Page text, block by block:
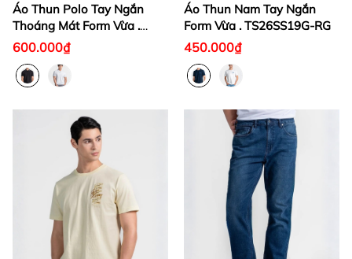
Áo Thun Polo Tay Ngắn
Thoáng Mát Form Vừa .
KS26FH58P-RGWK
600.000₫
Áo Thun Nam Tay Ngắn
Form Vừa . TS26SS19G-RG
450.000₫